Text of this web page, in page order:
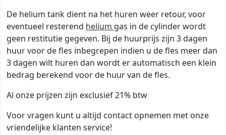
De helium tank dient na het huren weer retour, voor
eventueel resterend helium gas in de cylinder wordt
geen restitutie gegeven. Bij de huurprijs zijn 3 dagen
huur voor de fles inbegrepen indien u de fles meer dan
3 dagen wilt huren dan wordt er automatisch een klein
bedrag berekend voor de huur van de fles.
Al onze prijzen zijn exclusief 21% btw
Voor vragen kunt u altijd contact opnemen met onze
vriendelijke klanten service!